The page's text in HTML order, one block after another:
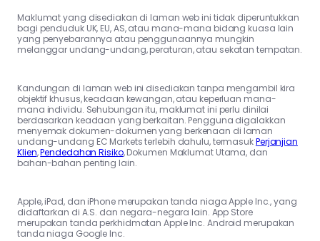
Maklumat yang disediakan di laman web ini tidak diperuntukkan
bagi penduduk UK, EU, AS, atau mana-mana bidang kuasa lain
yang penyebarannya atau penggunaannya mungkin
melanggar undang-undang, peraturan, atau sekatan tempatan.
Kandungan di laman web ini disediakan tanpa mengambil kira
objektif khusus, keadaan kewangan, atau keperluan mana-
mana individu. Sehubungan itu, maklumat ini perlu dinilai
berdasarkan keadaan yang berkaitan. Pengguna digalakkan
menyemak dokumen-dokumen yang berkenaan di laman
undang-undang EC Markets terlebih dahulu, termasukPerjanjian
Klien,Pendedahan Risiko, Dokumen Maklumat Utama, dan
bahan-bahan penting lain.
Apple, iPad, dan iPhone merupakan tanda niaga Apple Inc., yang
didaftarkan di A.S. dan negara-negara lain. App Store
merupakan tanda perkhidmatan Apple Inc. Android merupakan
tanda niaga Google Inc.